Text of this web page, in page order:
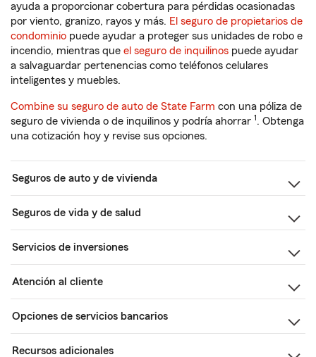
ayuda a proporcionar cobertura para pérdidas ocasionadas
por viento, granizo, rayos y más. El seguro de propietarios de
condominio puede ayudar a proteger sus unidades de robo e
incendio, mientras que el seguro de inquilinos puede ayudar
a salvaguardar pertenencias como teléfonos celulares
inteligentes y muebles.
Combine su seguro de auto de State Farm con una póliza de
seguro de vivienda o de inquilinos y podría ahorrar 1. Obtenga
una cotización hoy y revise sus opciones.
Seguros de auto y de vivienda
Seguros de vida y de salud
Servicios de inversiones
Atención al cliente
Opciones de servicios bancarios
Recursos adicionales